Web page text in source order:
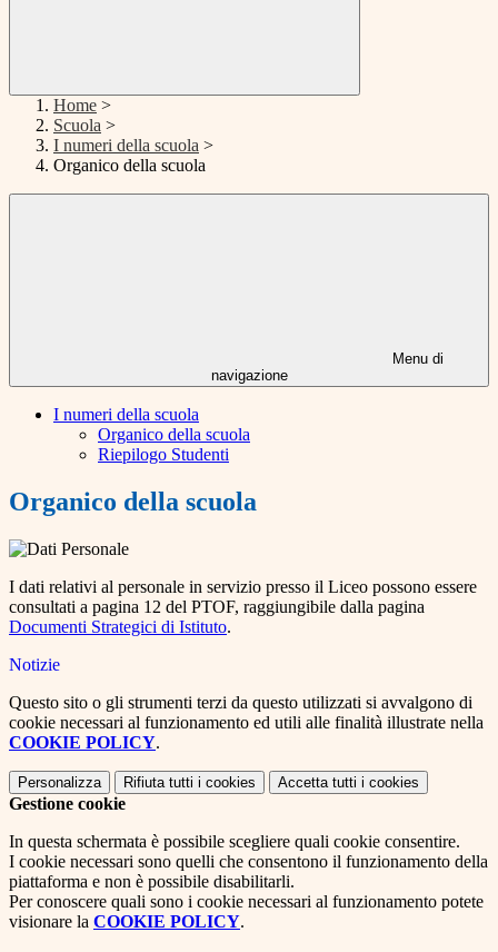
Home >
Scuola >
I numeri della scuola >
Organico della scuola
Menu di
navigazione
I numeri della scuola
Organico della scuola
Riepilogo Studenti
Organico della scuola
I dati relativi al personale in servizio presso il Liceo possono essere
consultati a pagina 12 del PTOF, raggiungibile dalla pagina
Documenti Strategici di Istituto.
Notizie
Questo sito o gli strumenti terzi da questo utilizzati si avvalgono di
cookie necessari al funzionamento ed utili alle finalità illustrate nella
COOKIE POLICY.
Personalizza Rifiuta tutti i cookies Accetta tutti i cookies
Gestione cookie
In questa schermata è possibile scegliere quali cookie consentire.
I cookie necessari sono quelli che consentono il funzionamento della
piattaforma e non è possibile disabilitarli.
Per conoscere quali sono i cookie necessari al funzionamento potete
visionare la COOKIE POLICY.